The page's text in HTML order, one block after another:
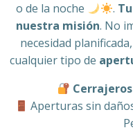
o de la noche
.
nuestra misión. No
necesidad
cualquier tipo de
Aperturas sin